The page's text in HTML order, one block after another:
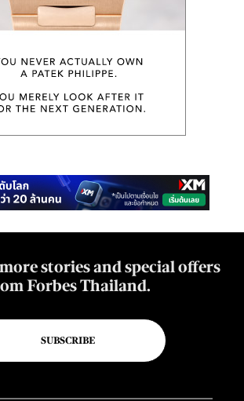
stories and special offers
Forbes Thailand.
SUBSCRIBE